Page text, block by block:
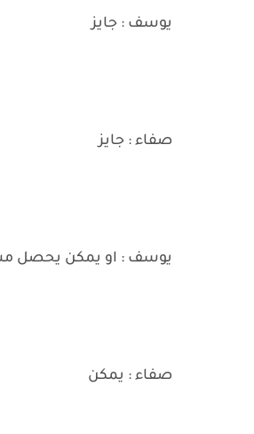
يوسف : جايز
صفاء : جايز
يوسف : او يمكن يحصل
صفاء : يمكن